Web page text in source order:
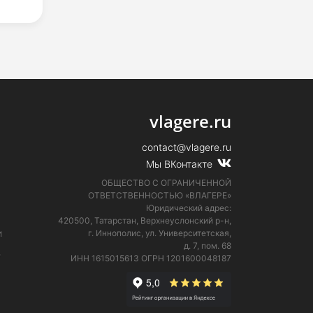
vlagere.ru
contact@vlagere.ru
Мы ВКонтакте
ОБЩЕСТВО С ОГРАНИЧЕННОЙ
ОТВЕТСТВЕННОСТЬЮ «ВЛАГЕРЕ»
Юридический адрес:
420500, Татарстан, Верхнеуслонский р-н,
г. Иннополис, ул. Университетская,
д. 7, пом. 68
ИНН 1615015613 ОГРН 1201600048187